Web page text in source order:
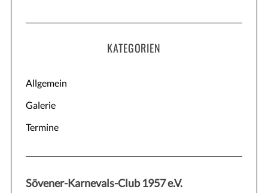
KATEGORIEN
Allgemein
Galerie
Termine
Sövener-Karnevals-Club 1957 e.V.